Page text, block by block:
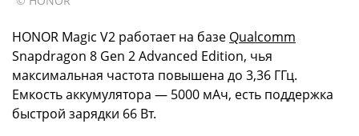
HONOR Magic V2 работает на базе Qualcomm
Snapdragon 8 Gen 2 Advanced Edition, чья
максимальная частота повышена до 3,36 ГГц.
Емкость аккумулятора — 5000 мАч, есть поддержка
быстрой зарядки 66 Вт.